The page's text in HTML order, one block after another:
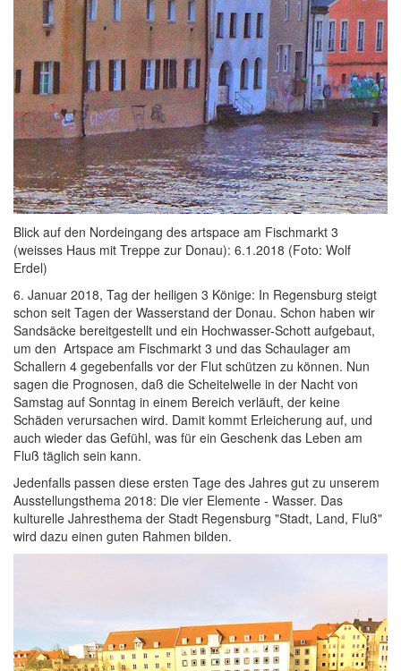
Blick auf den Nordeingang des artspace am Fischmarkt 3
(weisses Haus mit Treppe zur Donau): 6.1.2018 (Foto: Wolf
Erdel)
6. Januar 2018, Tag der heiligen 3 Könige: In Regensburg steigt
schon seit Tagen der Wasserstand der Donau. Schon haben wir
Sandsäcke bereitgestellt und ein Hochwasser-Schott aufgebaut,
um den Artspace am Fischmarkt 3 und das Schaulager am
Schallern 4 gegebenfalls vor der Flut schützen zu können. Nun
sagen die Prognosen, daß die Scheitelwelle in der Nacht von
Samstag auf Sonntag in einem Bereich verläuft, der keine
Schäden verursachen wird. Damit kommt Erleicherung auf, und
auch wieder das Gefühl, was für ein Geschenk das Leben am
Fluß täglich sein kann.
Jedenfalls passen diese ersten Tage des Jahres gut zu unserem
Ausstellungsthema 2018: Die vier Elemente - Wasser. Das
kulturelle Jahresthema der Stadt Regensburg "Stadt, Land, Fluß"
wird dazu einen guten Rahmen bilden.